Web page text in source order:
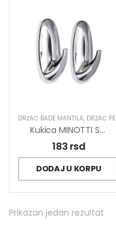
DRŽAČ BADE MANTILA, DRŽAČ PEŠKIRA
Kukica MINOTTI Samolepljiva 25×55 Ovalna Hrom ABS 1kg Nosivost
183 rsd
DODAJ U KORPU
Prikazan jedan rezultat